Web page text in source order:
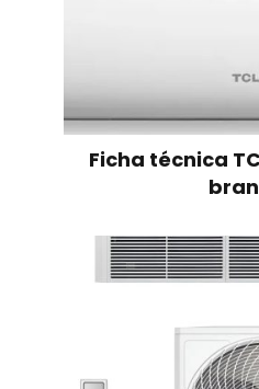
Ficha técnica